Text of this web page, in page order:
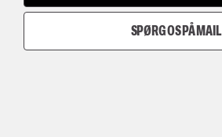
SPØRG OS PÅ MAIL